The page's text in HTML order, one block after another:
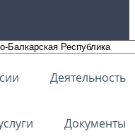
Деятельность
Документы